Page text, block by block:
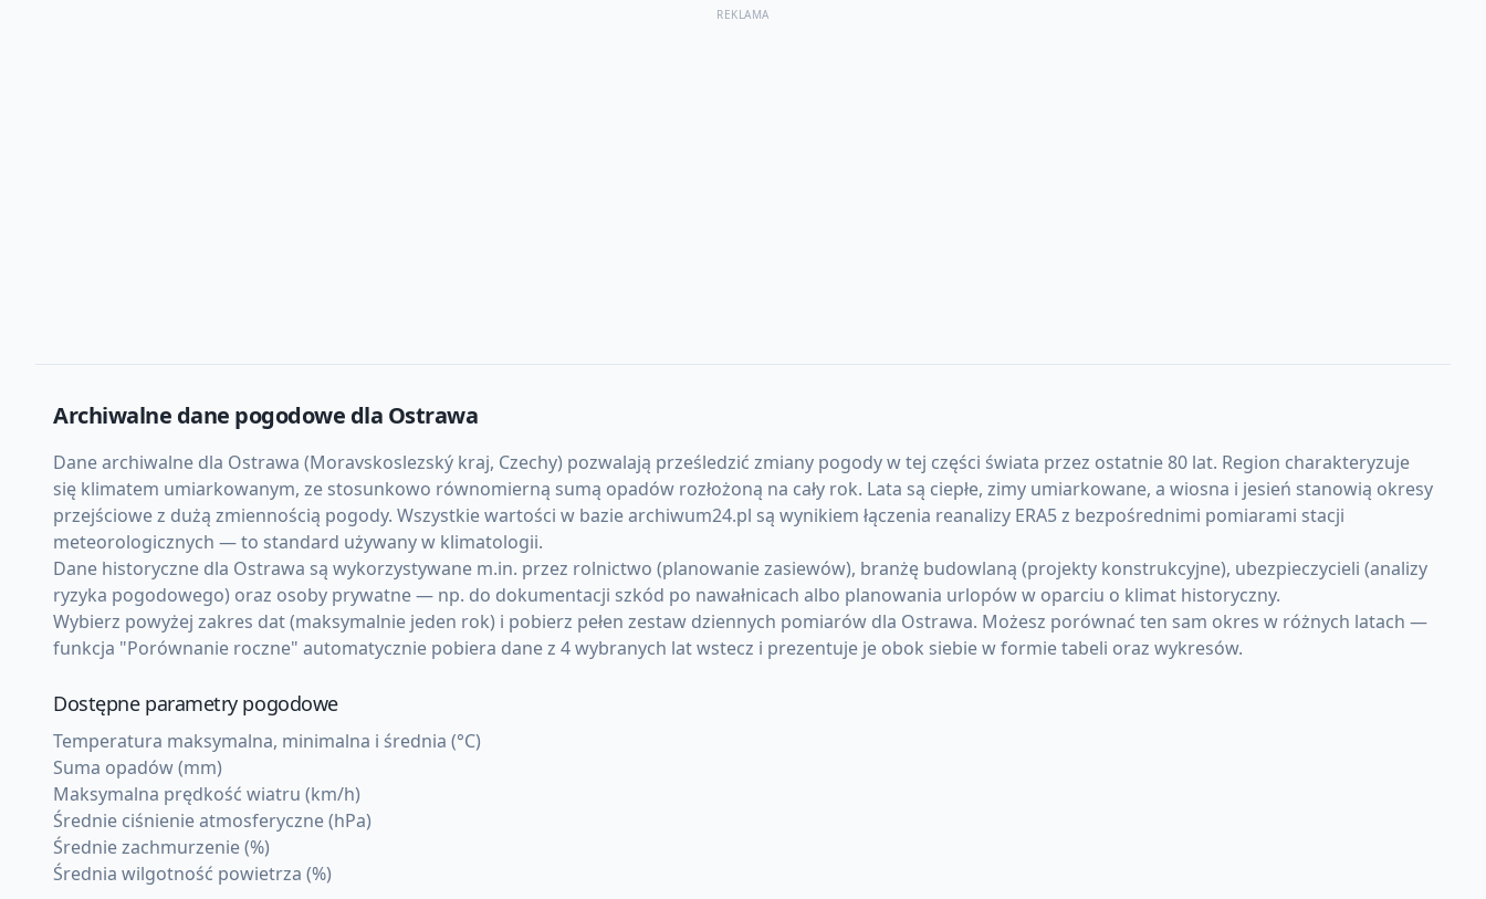
REKLAMA
Archiwalne dane pogodowe dla Ostrawa
Dane archiwalne dla Ostrawa (Moravskoslezský kraj, Czechy) pozwalają prześledzić zmiany pogody w tej części świata przez ostatnie 80 lat. Region charakteryzuje
się klimatem umiarkowanym, ze stosunkowo równomierną sumą opadów rozłożoną na cały rok. Lata są ciepłe, zimy umiarkowane, a wiosna i jesień stanowią okresy
przejściowe z dużą zmiennością pogody. Wszystkie wartości w bazie archiwum24.pl są wynikiem łączenia reanalizy ERA5 z bezpośrednimi pomiarami stacji
meteorologicznych — to standard używany w klimatologii.
Dane historyczne dla Ostrawa są wykorzystywane m.in. przez rolnictwo (planowanie zasiewów), branżę budowlaną (projekty konstrukcyjne), ubezpieczycieli (analizy
ryzyka pogodowego) oraz osoby prywatne — np. do dokumentacji szkód po nawałnicach albo planowania urlopów w oparciu o klimat historyczny.
Wybierz powyżej zakres dat (maksymalnie jeden rok) i pobierz pełen zestaw dziennych pomiarów dla Ostrawa. Możesz porównać ten sam okres w różnych latach —
funkcja "Porównanie roczne" automatycznie pobiera dane z 4 wybranych lat wstecz i prezentuje je obok siebie w formie tabeli oraz wykresów.
Dostępne parametry pogodowe
Temperatura maksymalna, minimalna i średnia (°C)
Suma opadów (mm)
Maksymalna prędkość wiatru (km/h)
Średnie ciśnienie atmosferyczne (hPa)
Średnie zachmurzenie (%)
Średnia wilgotność powietrza (%)